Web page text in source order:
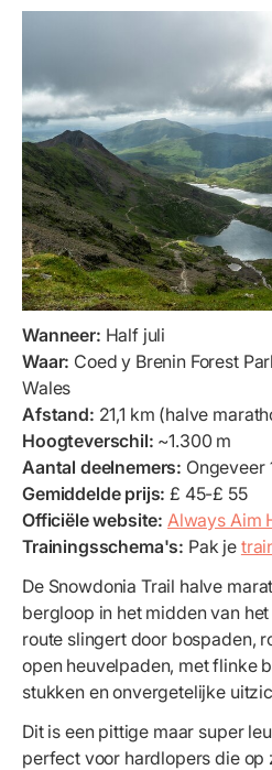
Wanneer: Half juli
Waar: Coed y Brenin Forest
Wales
Afstand: 21,1 km (halve
Hoogteverschil: ~1.300 m
Aantal deelnemers: Ongeveer
Gemiddelde prijs:£ 45-£ 55
Officiële website: Always Aim
Trainingsschema's: Pak je
De Snowdonia Trail halve
bergloop in het midden van
route slingert door bospaden,
open heuvelpaden, met flinke
stukken en onvergetelijke
Dit is een pittige maar super
perfect voor hardlopers die op